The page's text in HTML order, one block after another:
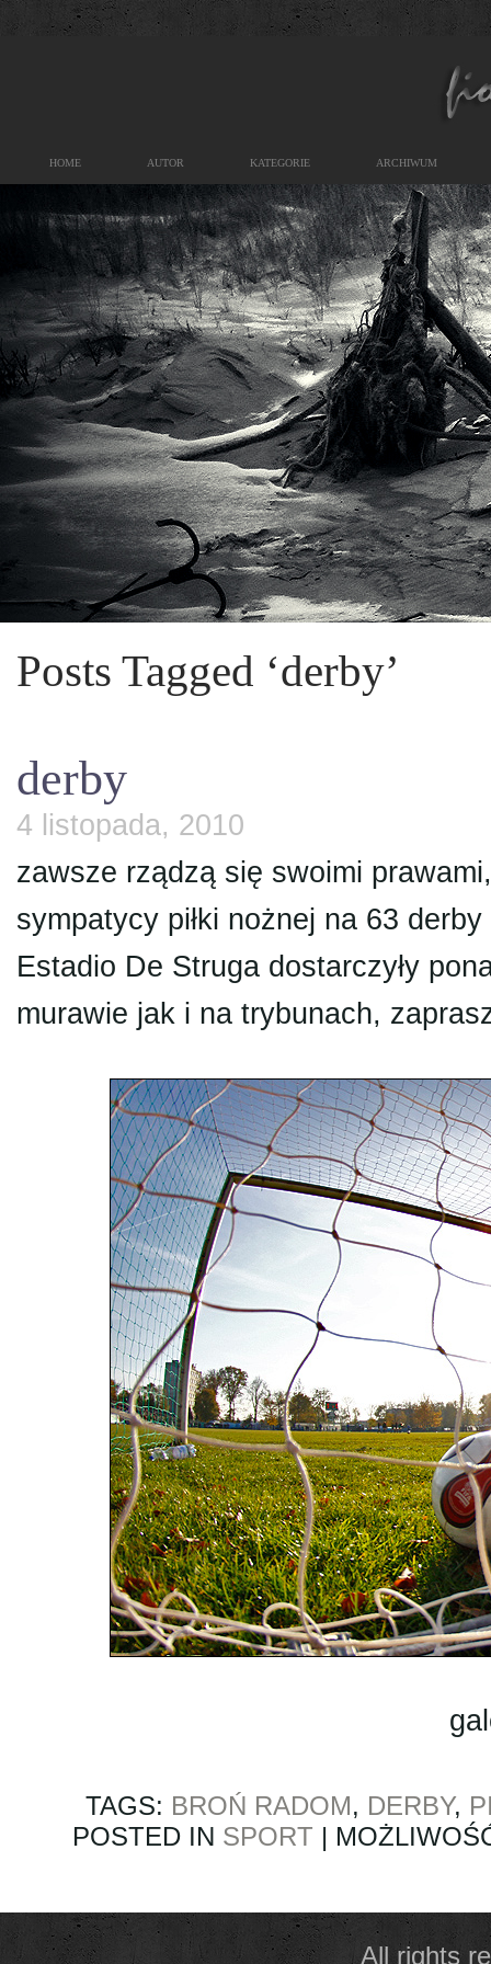
HOME AUTOR KATEGORIE ARCHIWUM
Posts Tagged ‘derby’
derby
4 listopada, 2010
zawsze rządzą się swoimi
sympatycy piłki nożnej na 63
Estadio De Struga dostarczyły
murawie jak i na trybunach,
TAGS: BROŃ RADOM, DERBY,
POSTED IN SPORT |
All rights